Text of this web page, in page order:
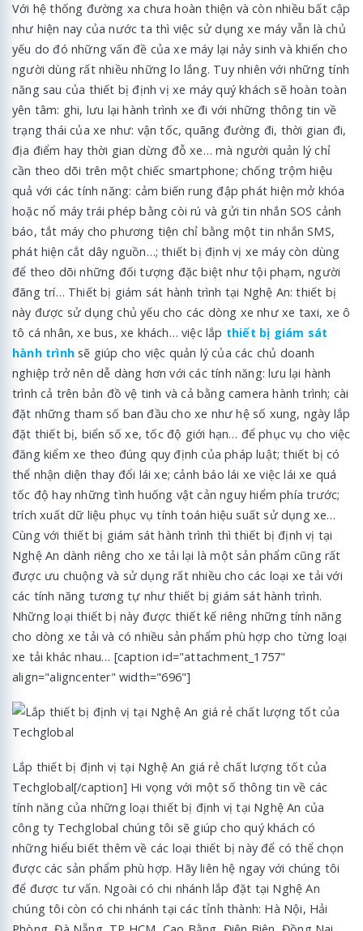
Với hệ thống đường xa chưa hoàn thiện và còn nhiều bất cập
như hiện nay của nước ta thì việc sử dụng xe máy vẫn là chủ
yếu do đó những vấn đề của xe máy lại nảy sinh và khiến cho
người dùng rất nhiều những lo lắng. Tuy nhiên với những tính
năng sau của thiết bị định vị xe máy quý khách sẽ hoàn toàn
yên tâm: ghi, lưu lại hành trình xe đi với những thông tin về
trạng thái của xe như: vận tốc, quãng đường đi, thời gian đi,
địa điểm hay thời gian dừng đỗ xe… mà người quản lý chỉ
cần theo dõi trên một chiếc smartphone; chống trộm hiệu
quả với các tính năng: cảm biến rung đập phát hiện mở khóa
hoặc nổ máy trái phép bằng còi rú và gửi tin nhắn SOS cảnh
báo, tắt máy cho phương tiện chỉ bằng một tin nhắn SMS,
phát hiện cắt dây nguồn…; thiết bị định vị xe máy còn dùng
để theo dõi những đối tượng đặc biệt như tội phạm, người
đãng trí… Thiết bị giám sát hành trình tại Nghệ An: thiết bị
này được sử dụng chủ yếu cho các dòng xe như xe taxi, xe ô
tô cá nhân, xe bus, xe khách… việc lắp thiết bị giám sát
hành trình sẽ giúp cho việc quản lý của các chủ doanh
nghiệp trở nên dễ dàng hơn với các tính năng: lưu lại hành
trình cả trên bản đồ vệ tinh và cả bằng camera hành trình; cài
đặt những tham số ban đầu cho xe như hệ số xung, ngày lắp
đặt thiết bị, biển số xe, tốc độ giới hạn… để phục vụ cho việc
đăng kiểm xe theo đúng quy định của pháp luật; thiết bị có
thể nhận diện thay đổi lái xe; cảnh báo lái xe việc lái xe quá
tốc độ hay những tình huống vật cản nguy hiểm phía trước;
trích xuất dữ liệu phục vụ tính toán hiệu suất sử dụng xe…
Cùng với thiết bị giám sát hành trình thì thiết bị định vị tại
Nghệ An dành riêng cho xe tải lại là một sản phẩm cũng rất
được ưu chuộng và sử dụng rất nhiều cho các loại xe tải với
các tính năng tương tự như thiết bị giám sát hành trình.
Những loại thiết bị này được thiết kế riêng những tính năng
cho dòng xe tải và có nhiều sản phẩm phù hợp cho từng loại
xe tải khác nhau… [caption id="attachment_1757"
align="aligncenter" width="696"]
Lắp thiết bị định vị tại Nghệ An giá rẻ chất lượng tốt của
Techglobal[/caption] Hi vọng với một số thông tin về các
tính năng của những loại thiết bị định vị tại Nghệ An của
công ty Techglobal chúng tôi sẽ giúp cho quý khách có
những hiểu biết thêm về các loại thiết bị này để có thể chọn
được các sản phẩm phù hợp. Hãy liên hệ ngay với chúng tôi
để được tư vấn. Ngoài có chi nhánh lắp đặt tại Nghệ An
chúng tôi còn có chi nhánh tại các tỉnh thành: Hà Nội, Hải